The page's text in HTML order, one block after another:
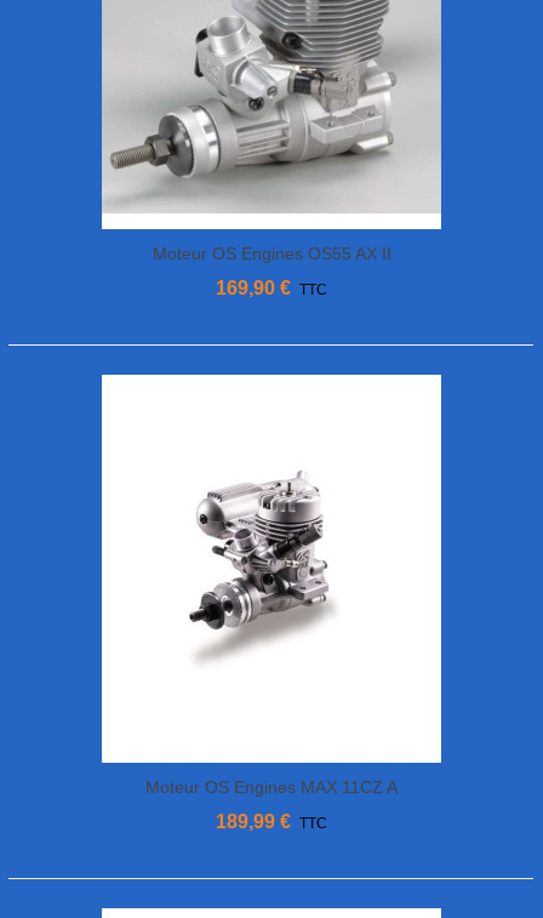
Moteur OS Engines OS55 AX II
169,90 € TTC
Moteur OS Engines MAX 11CZ A
189,99 € TTC